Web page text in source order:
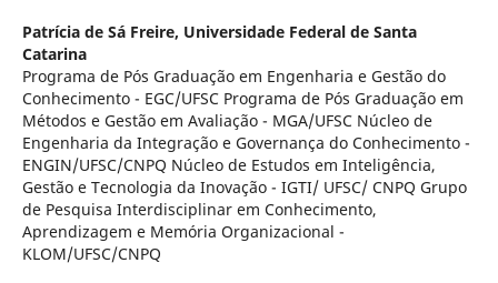
Patrícia de Sá Freire, Universidade Federal de Santa
Catarina
Programa de Pós Graduação em Engenharia e Gestão do
Conhecimento - EGC/UFSC Programa de Pós Graduação em
Métodos e Gestão em Avaliação - MGA/UFSC Núcleo de
Engenharia da Integração e Governança do Conhecimento -
ENGIN/UFSC/CNPQ Núcleo de Estudos em Inteligência,
Gestão e Tecnologia da Inovação - IGTI/ UFSC/ CNPQ Grupo
de Pesquisa Interdisciplinar em Conhecimento,
Aprendizagem e Memória Organizacional -
KLOM/UFSC/CNPQ